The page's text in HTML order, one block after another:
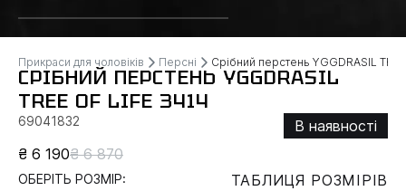
Прикраси для чоловіків Персні Срібний перстень YGGDRASIL
СРІБНИЙ ПЕРСТЕНЬ YGGDRASIL
TREE OF LIFE 3414
69041832
В наявності
₴ 6 190₴ 6 870
ОБЕРІТЬ РОЗМІР:
ТАБЛИЦЯ РОЗМІРІВ